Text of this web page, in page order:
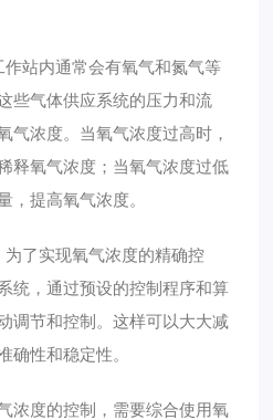
站内通常会有氧气和氮气等
些气体供应系统的压力和流
气浓度。当氧气浓度过高时，
释氧气浓度；当氧气浓度过低
，提高氧气浓度。
了实现氧气浓度的精确控
统，通过预设的控制程序和算
调节和控制。这样可以大大减
确性和稳定性。
度的控制，需要综合使用氧